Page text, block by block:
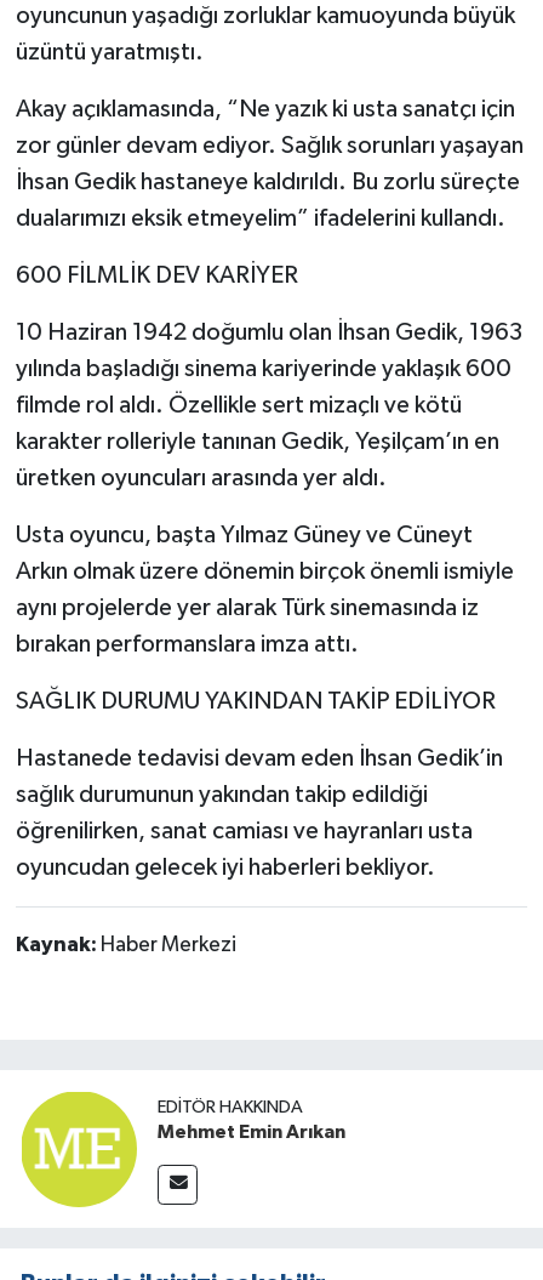
oyuncunun yaşadığı zorluklar kamuoyunda büyük
üzüntü yaratmıştı.
Akay açıklamasında, “Ne yazık ki usta sanatçı için
zor günler devam ediyor. Sağlık sorunları yaşayan
İhsan Gedik hastaneye kaldırıldı. Bu zorlu süreçte
dualarımızı eksik etmeyelim” ifadelerini kullandı.
600 FİLMLİK DEV KARİYER
10 Haziran 1942 doğumlu olan İhsan Gedik, 1963
yılında başladığı sinema kariyerinde yaklaşık 600
filmde rol aldı. Özellikle sert mizaçlı ve kötü
karakter rolleriyle tanınan Gedik, Yeşilçam’ın en
üretken oyuncuları arasında yer aldı.
Usta oyuncu, başta Yılmaz Güney ve Cüneyt
Arkın olmak üzere dönemin birçok önemli ismiyle
aynı projelerde yer alarak Türk sinemasında iz
bırakan performanslara imza attı.
SAĞLIK DURUMU YAKINDAN TAKİP EDİLİYOR
Hastanede tedavisi devam eden İhsan Gedik’in
sağlık durumunun yakından takip edildiği
öğrenilirken, sanat camiası ve hayranları usta
oyuncudan gelecek iyi haberleri bekliyor.
Kaynak: Haber Merkezi
EDITÖR HAKKINDA
Mehmet Emin Arıkan